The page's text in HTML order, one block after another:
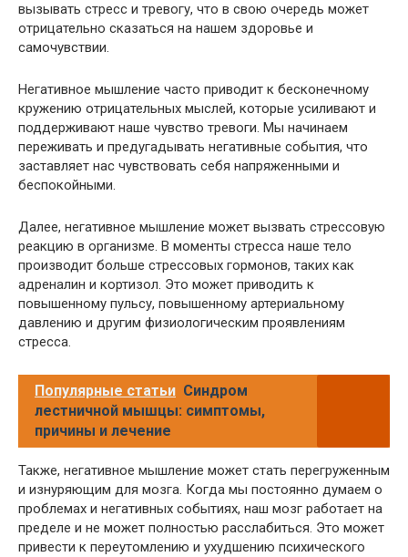
вызывать стресс и тревогу, что в свою очередь может
отрицательно сказаться на нашем здоровье и
самочувствии.
Негативное мышление часто приводит к бесконечному
кружению отрицательных мыслей, которые усиливают и
поддерживают наше чувство тревоги. Мы начинаем
переживать и предугадывать негативные события, что
заставляет нас чувствовать себя напряженными и
беспокойными.
Далее, негативное мышление может вызвать стрессовую
реакцию в организме. В моменты стресса наше тело
производит больше стрессовых гормонов, таких как
адреналин и кортизол. Это может приводить к
повышенному пульсу, повышенному артериальному
давлению и другим физиологическим проявлениям
стресса.
Популярные статьи Синдром
лестничной мышцы: симптомы,
причины и лечение
Также, негативное мышление может стать перегруженным
и изнуряющим для мозга. Когда мы постоянно думаем о
проблемах и негативных событиях, наш мозг работает на
пределе и не может полностью расслабиться. Это может
привести к переутомлению и ухудшению психического